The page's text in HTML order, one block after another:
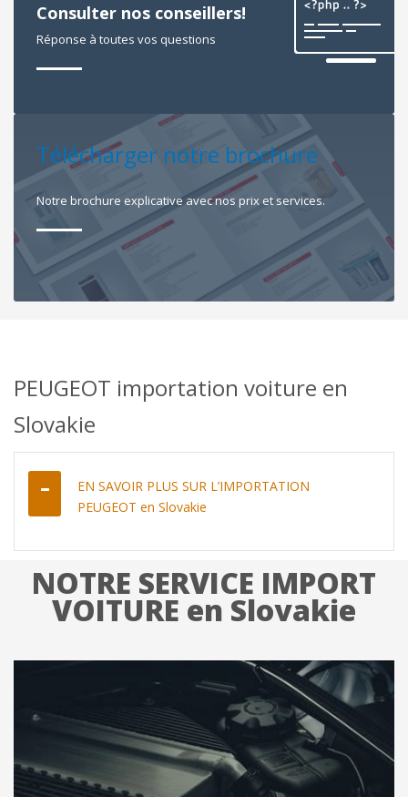
Consulter nos conseillers!
Réponse à toutes vos questions
Télécharger notre brochure
Notre brochure explicative avec nos prix et services.
PEUGEOT importation voiture en
Slovakie
EN SAVOIR PLUS SUR L’IMPORTATION
PEUGEOT en Slovakie
NOTRE SERVICE IMPORT
VOITURE en Slovakie